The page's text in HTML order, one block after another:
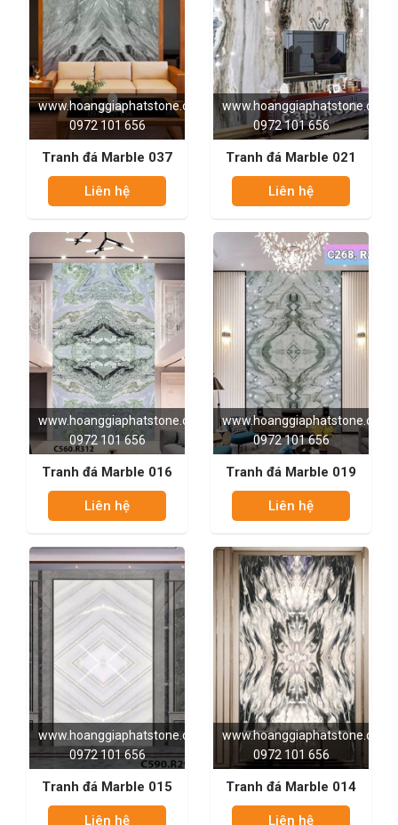
www.hoanggiaphatstone.com
0972 101 656
Tranh đá Marble 037
Liên hệ
www.hoanggiaphatstone.com
0972 101 656
Tranh đá Marble 021
Liên hệ
www.hoanggiaphatstone.com
0972 101 656
Tranh đá Marble 016
Liên hệ
www.hoanggiaphatstone.com
0972 101 656
Tranh đá Marble 019
Liên hệ
www.hoanggiaphatstone.com
0972 101 656
Tranh đá Marble 015
Liên hệ
www.hoanggiaphatstone.com
0972 101 656
Tranh đá Marble 014
Liên hệ